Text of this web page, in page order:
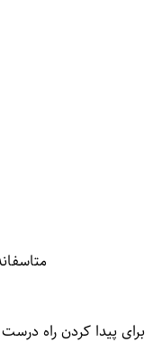
برای پیدا کردن راه